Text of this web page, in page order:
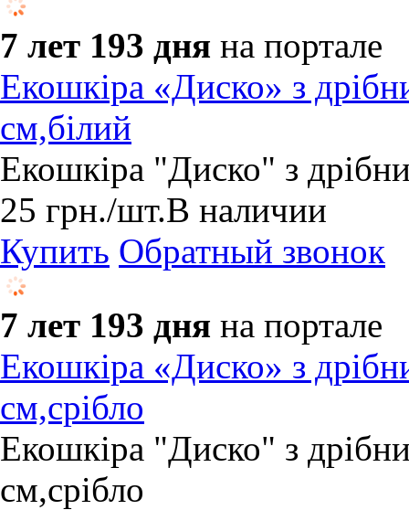
7 лет 193 дня на портале
Екошкіра «Диско» з
см,білий
Екошкіра "Диско" з
25 грн./шт.В наличии
Купить Обратный звонок
7 лет 193 дня на портале
Екошкіра «Диско» з
см,срібло
Екошкіра "Диско" з
см,срібло